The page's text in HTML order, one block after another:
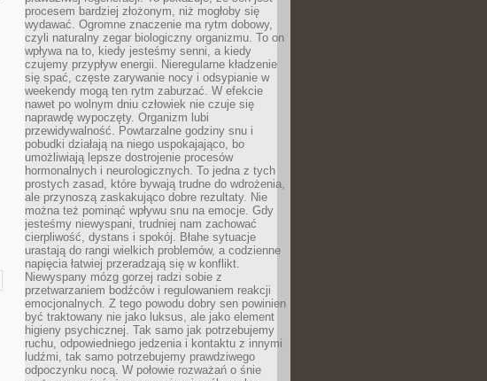
procesem bardziej złożonym, niż mogłoby się
wydawać. Ogromne znaczenie ma rytm dobowy,
czyli naturalny zegar biologiczny organizmu. To on
wpływa na to, kiedy jesteśmy senni, a kiedy
czujemy przypływ energii. Nieregularne kładzenie
się spać, częste zarywanie nocy i odsypianie w
weekendy mogą ten rytm zaburzać. W efekcie
nawet po wolnym dniu człowiek nie czuje się
naprawdę wypoczęty. Organizm lubi
przewidywalność. Powtarzalne godziny snu i
pobudki działają na niego uspokajająco, bo
umożliwiają lepsze dostrojenie procesów
hormonalnych i neurologicznych. To jedna z tych
prostych zasad, które bywają trudne do wdrożenia,
ale przynoszą zaskakująco dobre rezultaty. Nie
można też pominąć wpływu snu na emocje. Gdy
jesteśmy niewyspani, trudniej nam zachować
cierpliwość, dystans i spokój. Błahe sytuacje
urastają do rangi wielkich problemów, a codzienne
napięcia łatwiej przeradzają się w konflikt.
Niewyspany mózg gorzej radzi sobie z
przetwarzaniem bodźców i regulowaniem reakcji
emocjonalnych. Z tego powodu dobry sen powinien
być traktowany nie jako luksus, ale jako element
higieny psychicznej. Tak samo jak potrzebujemy
ruchu, odpowiedniego jedzenia i kontaktu z innymi
ludźmi, tak samo potrzebujemy prawdziwego
odpoczynku nocą. W połowie rozważań o śnie